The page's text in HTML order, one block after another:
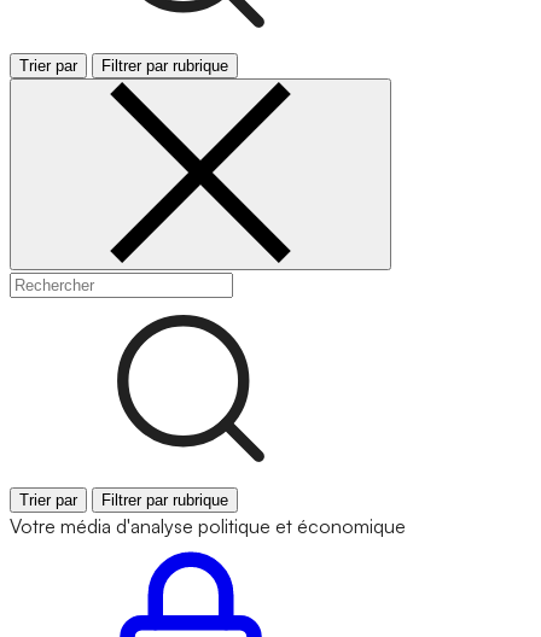
Trier par Filtrer par rubrique
Trier par Filtrer par rubrique
Votre média d'analyse politique et économique